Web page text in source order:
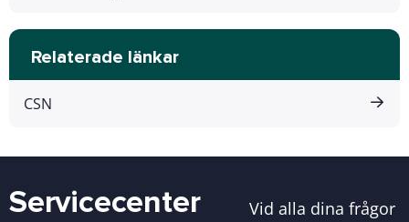
Relaterade länkar
CSN
Servicecenter Vid alla dina frågor